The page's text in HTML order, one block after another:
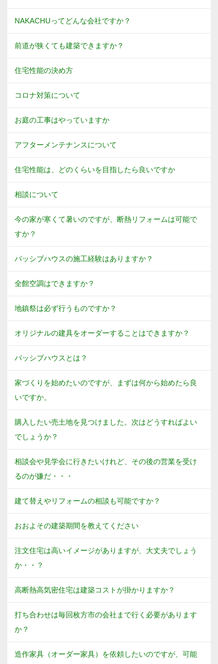
NAKACHUってどんな会社ですか？
前道が狭くても建築できますか？
住宅性能の決め方
コロナ対策について
お庭の工事はやっていますか
アフターメンテナンスについて
住宅性能は、どのくらいを目指したら良いですか
相談について
今の家が寒くて暑いのですが、断熱リフォームは可能で
すか？
パッシブハウスの施工経験はありますか？
全館空調はできますか？
地鎮祭は必ず行うものですか？
オリジナルの建具をオーダーすることはできますか？
パッシブハウスとは？
家づくりを始めたいのですが、まずは何から始めたら良
いですか。
購入したい売土地を見つけました。次はどうすればよい
でしょうか？
相談会や見学会に行きたいけれど、その後の営業を受け
るのが嫌だ・・・
建て替えやリフォームの相談も可能ですか？
おおよその建築期間を教えてください
注文住宅は高いイメージがありますが、大丈夫でしょう
か・・？
高断熱高気密住宅は建築コストが掛かりますか？
打ち合わせは毎回枚方市の会社まで行く必要があります
か？
造作家具（オーダー家具）を依頼したいのですが、可能